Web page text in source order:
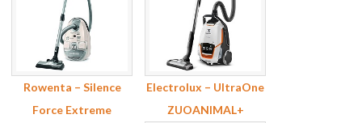
Rowenta – Silence
Force Extreme
Electrolux – UltraOne
ZUOANIMAL+